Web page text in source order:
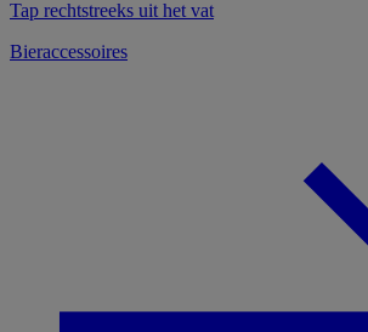
Tap rechtstreeks uit het vat
Bieraccessoires